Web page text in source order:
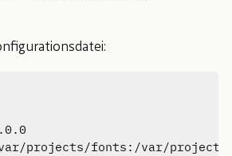
projects/fonts:/var/projects/